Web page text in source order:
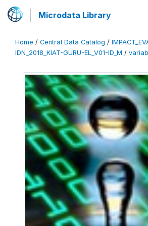
Microdata Library
Home / Central Data Catalog /
IDN_2018_KIAT-GURU-EL_V01-ID_M /